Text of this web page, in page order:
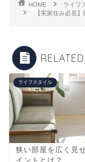
HOME
ライフ
【実家住み必見
ライフスタイル
狭い部屋を広く見
イントとは？